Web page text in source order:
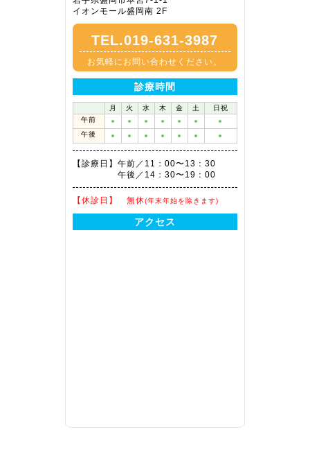
イオンモール盛岡南 2F
TEL.019-631-3987
お気軽にお問い合わせください。
診療時間
月 火 水 木 金 土
日祝
午前
● ● ● ● ● ●
●
午後
● ● ● ● ● ● ●
【診療日】 午前／11：00〜13：30
午後／14：30〜19：00
【休診日】 無休(年末年始を除きます)
アクセス